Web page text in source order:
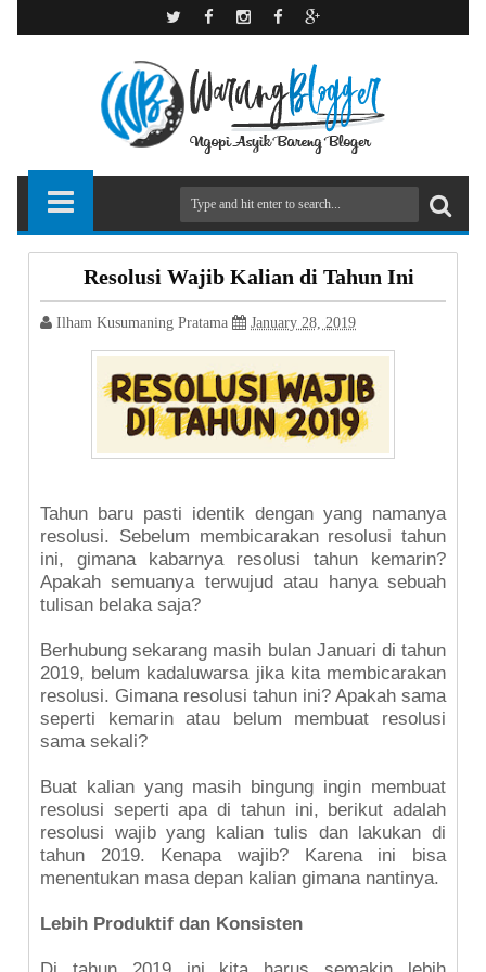
Resolusi Wajib Kalian di Tahun Ini
Ilham Kusumaning Pratama January 28, 2019
Tahun baru pasti identik dengan yang namanya
resolusi. Sebelum membicarakan resolusi tahun
ini, gimana kabarnya resolusi tahun kemarin?
Apakah semuanya terwujud atau hanya sebuah
tulisan belaka saja?
Berhubung sekarang masih bulan Januari di tahun
2019, belum kadaluwarsa jika kita membicarakan
resolusi. Gimana resolusi tahun ini? Apakah sama
seperti kemarin atau belum membuat resolusi
sama sekali?
Buat kalian yang masih bingung ingin membuat
resolusi seperti apa di tahun ini, berikut adalah
resolusi wajib yang kalian tulis dan lakukan di
tahun 2019. Kenapa wajib? Karena ini bisa
menentukan masa depan kalian gimana nantinya.
Lebih Produktif dan Konsisten